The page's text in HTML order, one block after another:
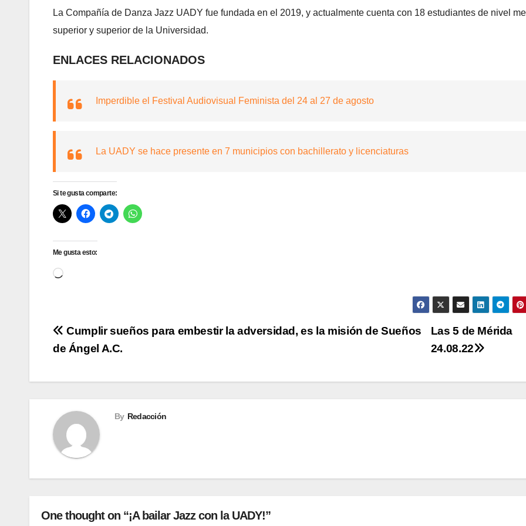
La Compañía de Danza Jazz UADY fue fundada en el 2019, y actualmente cuenta con 18 estudiantes de nivel
superior y superior de la Universidad.
ENLACES RELACIONADOS
Imperdible el Festival Audiovisual Feminista del 24 al 27 de agosto
La UADY se hace presente en 7 municipios con bachillerato y licenciaturas
Si te gusta comparte:
Me gusta esto:
Cargando...
Navegación
de
entradas
Las 5 de Mérida
24.08.22
Cumplir sueños para embestir la adversidad, es la misión de Sueños
de Ángel A.C.
By Redacción
One thought on “¡A bailar Jazz con la UADY!”